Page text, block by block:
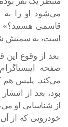
می‌شود او را به
قاسمی
است، به سمتش
بعد از وقوع این
صفحه
می‌کند. پلیس هم
بود، بعد از
از شناسایی او
خودرویی که از